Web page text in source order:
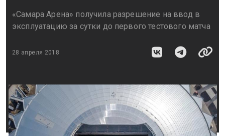
«Самара Арена» получила разрешение на ввод в
эксплуатацию за сутки до первого тестового матча
28 апреля 2018